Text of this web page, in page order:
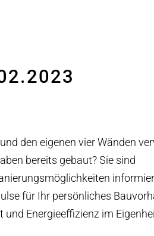
den eigenen vier Wänden
bereits gebaut? Sie sind
für Ihr persönliches
Energieeffizienz im